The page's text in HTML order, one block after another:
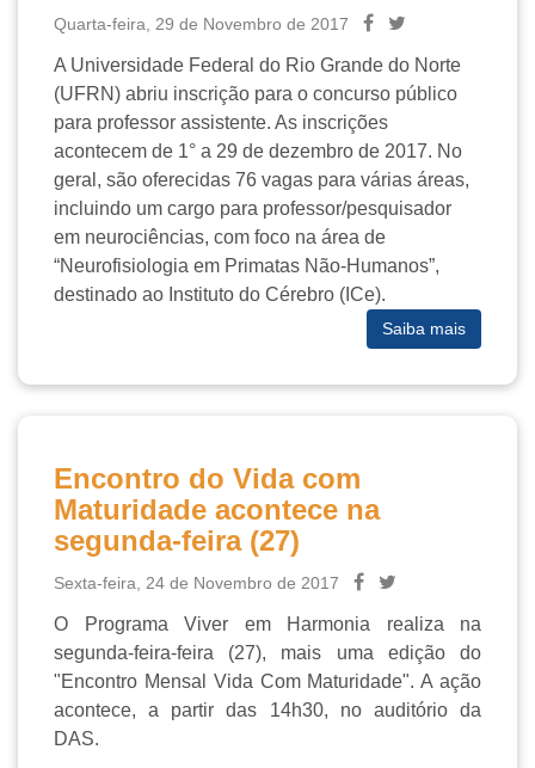
Quarta-feira, 29 de Novembro de 2017
A Universidade Federal do Rio Grande do Norte
(UFRN) abriu inscrição para o concurso público
para professor assistente. As inscrições
acontecem de 1° a 29 de dezembro de 2017. No
geral, são oferecidas 76 vagas para várias áreas,
incluindo um cargo para professor/pesquisador
em neurociências, com foco na área de
“Neurofisiologia em Primatas Não-Humanos”,
destinado ao Instituto do Cérebro (ICe).
Saiba mais
Encontro do Vida com
Maturidade acontece na
segunda-feira (27)
Sexta-feira, 24 de Novembro de 2017
O Programa Viver em Harmonia realiza na
segunda-feira-feira (27), mais uma edição do
"Encontro Mensal Vida Com Maturidade". A ação
acontece, a partir das 14h30, no auditório da
DAS.